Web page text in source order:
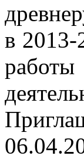
в 2013-